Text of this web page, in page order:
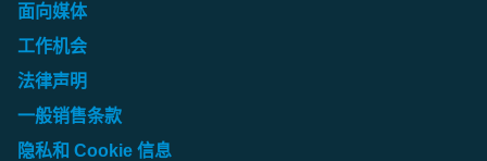
面向媒体
工作机会
法律声明
一般销售条款
隐私和 Cookie 信息